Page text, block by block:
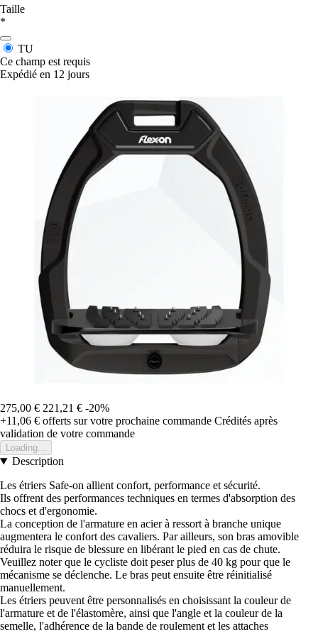
Taille
*
TU
Ce champ est requis
Expédié en 12 jours
275,00 € 221,21 € -20%
+11,06 € offerts sur votre prochaine commande Crédités après
validation de votre commande
Loading...
Description
Les étriers Safe-on allient confort, performance et sécurité.
Ils offrent des performances techniques en termes d'absorption des
chocs et d'ergonomie.
La conception de l'armature en acier à ressort à branche unique
augmentera le confort des cavaliers. Par ailleurs, son bras amovible
réduira le risque de blessure en libérant le pied en cas de chute.
Veuillez noter que le cycliste doit peser plus de 40 kg pour que le
mécanisme se déclenche. Le bras peut ensuite être réinitialisé
manuellement.
Les étriers peuvent être personnalisés en choisissant la couleur de
l'armature et de l'élastomère, ainsi que l'angle et la couleur de la
semelle, l'adhérence de la bande de roulement et les attaches